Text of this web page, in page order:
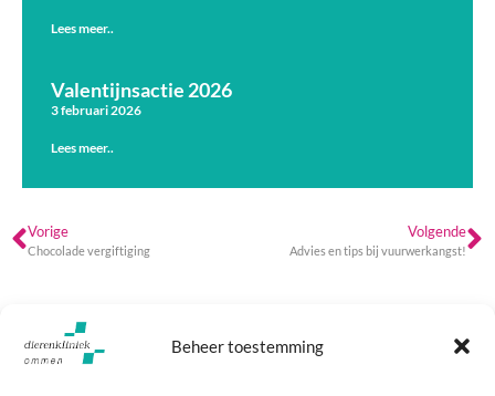
Beheer toestemming
Lees meer..
Valentijnsactie 2026
3 februari 2026
Lees meer..
Vorige
Chocolade vergiftiging
Volgende
Advies en tips bij vuurwerkangst!